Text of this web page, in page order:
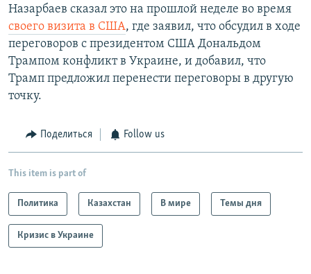
Назарбаев сказал это на прошлой неделе во время
своего визита в США, где заявил, что обсудил в ходе
переговоров с президентом США Дональдом
Трампом конфликт в Украине, и добавил, что
Трамп предложил перенести переговоры в другую
точку.
Поделиться Follow us
This item is part of
Политика Казахстан В мире Темы дня
Кризис в Украине